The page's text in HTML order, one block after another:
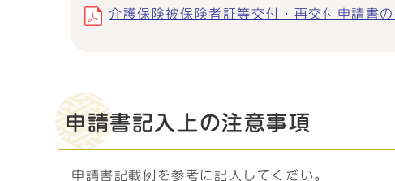
介護保険被保険者証等交付・再交付申請
申請書記入上の注意事項
申請書記載例を参考に記入してくだい。